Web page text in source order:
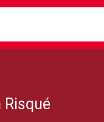
Risqué